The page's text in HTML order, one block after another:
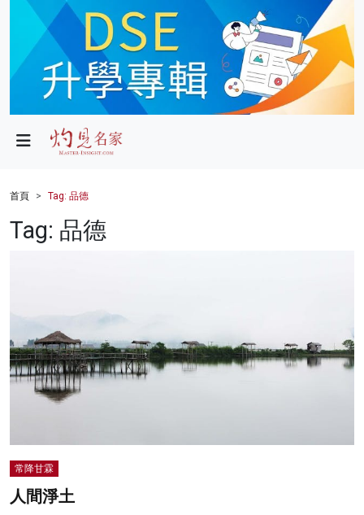
政局
財經
科技
影片
名家榜
首頁 Tag: 品德
Tag: 品德
常降甘霖
人間淨土